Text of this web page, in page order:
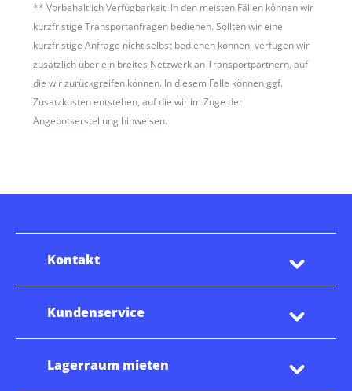
**Vorbehaltlich Verfügbarkeit. In den meisten Fällen können wir
kurzfristige Transportanfragen bedienen. Sollten wir eine
kurzfristige Anfrage nicht selbst bedienen können, verfügen wir
zusätzlich über ein breites Netzwerk an Transportpartnern, auf
die wir zurückgreifen können. In diesem Falle können ggf.
Zusatzkosten entstehen, auf die wir im Zuge der
Angebotserstellung hinweisen.
Kontakt
Kundenservice
Lagerraum mieten